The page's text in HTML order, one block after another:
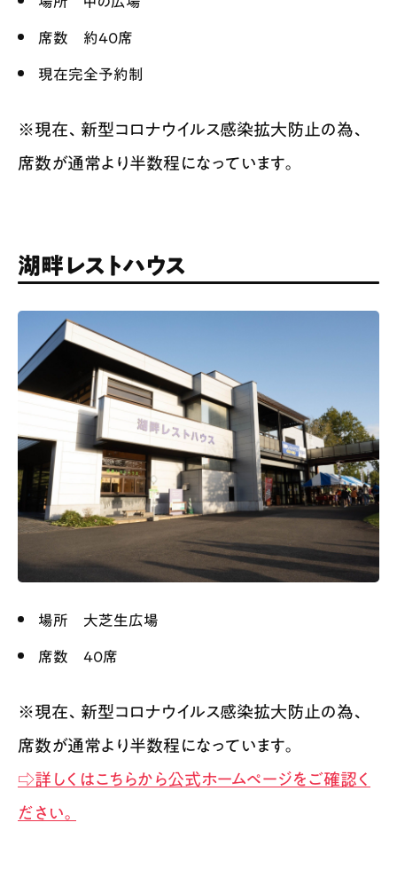
席数 約40席
現在完全予約制
※現在、新型コロナウイルス感染拡大防止の為、
席数が通常より半数程になっています。
湖畔レストハウス
場所 大芝生広場
席数 40席
※現在、新型コロナウイルス感染拡大防止の為、
席数が通常より半数程になっています。
⇨詳しくはこちらから公式ホームページをご確認く
ださい。